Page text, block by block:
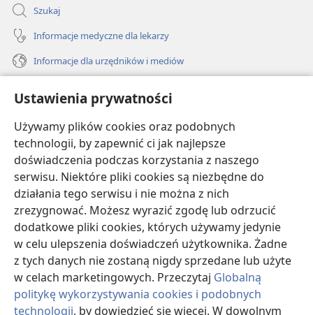
Ustawienia prywatności
Używamy plików cookies oraz podobnych
technologii, by zapewnić ci jak najlepsze
doświadczenia podczas korzystania z naszego
serwisu. Niektóre pliki cookies są niezbędne do
działania tego serwisu i nie można z nich
zrezygnować. Możesz wyrazić zgodę lub odrzucić
dodatkowe pliki cookies, których używamy jedynie
w celu ulepszenia doświadczeń użytkownika. Żadne
z tych danych nie zostaną nigdy sprzedane lub użyte
w celach marketingowych. Przeczytaj Globalną
politykę wykorzystywania cookies i podobnych
technologii, by dowiedzieć się więcej. W dowolnym
Szukaj
Informacje medyczne dla lekarzy
Informacje dla urzędników i mediów
Darowizny
(opens
new
window)BIBLIOTEKA INTERNETOWA Strażnicy
(opens
new
window)JW Hub
(opens
new
window)JW Library
Watchtower Library